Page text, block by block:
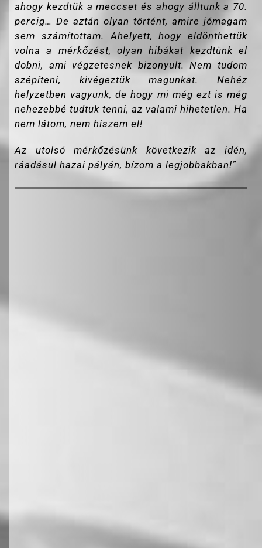
ahogy kezdtük a meccset és ahogy álltunk a 70.
percig… De aztán olyan történt, amire jómagam
sem számítottam. Ahelyett, hogy eldönthettük
volna a mérkőzést, olyan hibákat kezdtünk el
dobni, ami végzetesnek bizonyult. Nem tudom
szépíteni, kivégeztük magunkat. Nehéz
helyzetben vagyunk, de hogy mi még ezt is még
nehezebbé tudtuk tenni, az valami hihetetlen. Ha
nem látom, nem hiszem el!
Az utolsó mérkőzésünk következik az idén,
ráadásul hazai pályán, bízom a legjobbakban!”